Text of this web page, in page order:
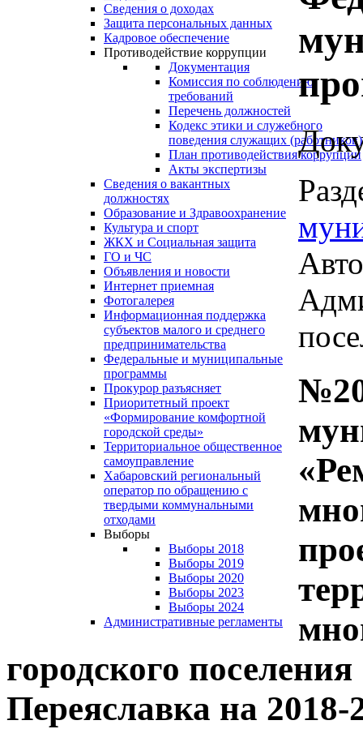
Сведения о доходах
Защита персональных данных
Кадровое обеспечение
Противодействие коррупции
Документация
Комиссия по соблюдению
требований
Перечень должностей
Кодекс этики и служебного
поведения служащих (работников)
План противодействия коррупции
Акты экспертизы
Сведения о вакантных
должностях
Образование и Здравоохранение
Культура и спорт
ЖКХ и Социальная защита
ГО и ЧС
Объявления и новости
Интернет приемная
Фотогалерея
Информационная поддержка
субъектов малого и среднего
предпринимательства
Федеральные и муниципальные
программы
Прокурор разъясняет
Приоритетный проект
«Формирование комфортной
городской среды»
Территориальное общественное
самоуправление
Хабаровский региональный
оператор по обращению с
твердыми коммунальными
отходами
Выборы
Выборы 2018
Выборы 2019
Выборы 2020
Выборы 2023
Выборы 2024
Административные регламенты
городского
Переяславка на 2018-